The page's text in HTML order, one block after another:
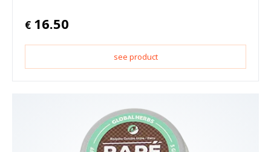
€ 16.50
see product